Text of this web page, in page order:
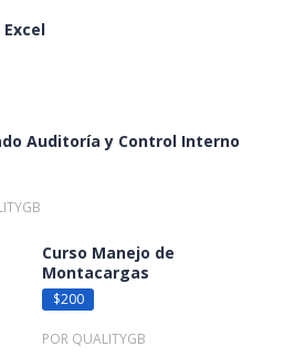
Auditoría y Control Interno
Curso Manejo de
Montacargas
$200
POR QUALITYGB